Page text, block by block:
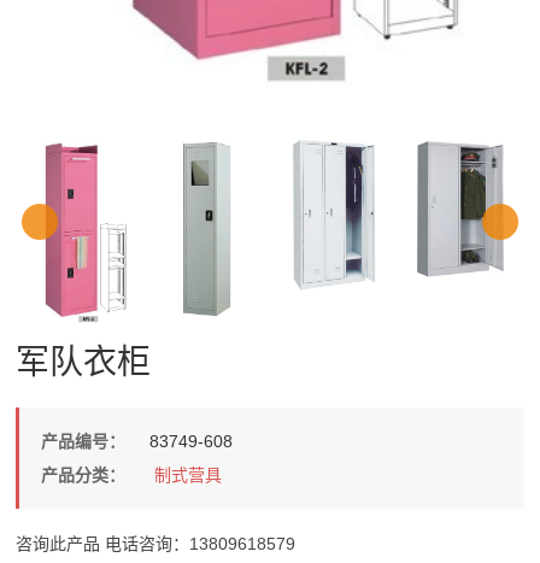
军队衣柜
产品编号：
83749-608
产品分类：
制式营具
咨询此产品 电话咨询：13809618579